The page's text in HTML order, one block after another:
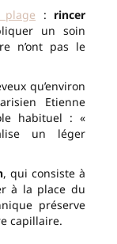
plage : rincer
un soin
n’ont pas le
qu’environ
Etienne
habituel : «
un léger
, qui consiste à
à la place du
préserve
capillaire.